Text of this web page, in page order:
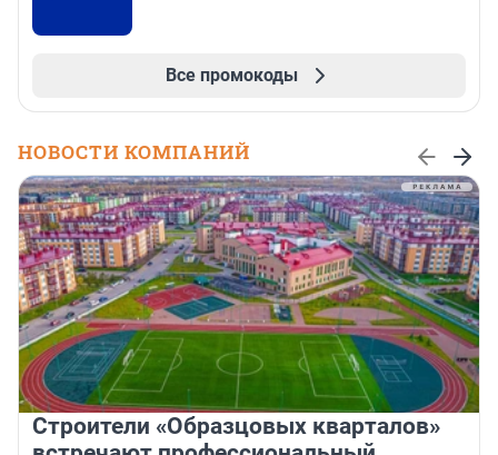
Все промокоды
НОВОСТИ КОМПАНИЙ
Строители «Образцовых кварталов»